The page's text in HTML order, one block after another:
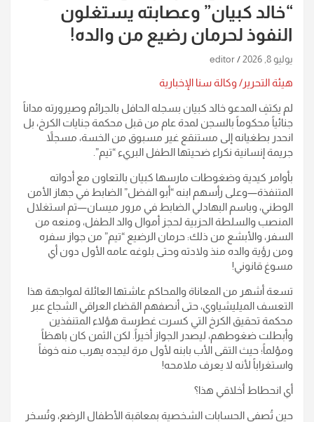
“خالد كبيان” وعصابته يستغلون
النفوذ لحرمان رضيع من والده!
يوليو 8, 2026 editor
هيئة التحرير/ وكالة سنا الإخبارية
​لم يكتفِ المدعو خالد كبيان بسجله الحافل بالجرائم وصيرورته مداناً
جنائياً محكوماً بالسجن لمدة عام من قبل محكمة جنايات الكرخ، بل
انحدر بطغيانه إلى مستنقع غير مسبوق من الخسة، مسجلاً
جريمة إنسانية نكراء ضحيتها الطفل البريء “تيم”.
​بأوامر كيدية وضغوطات مارسها كبيان بالتعاون مع أدواته
المتنفذة—وعلى رأسهم ابنه “أبو الفضل” الضابط في جهاز الأمن
الوطني، وباسم البهادلي الضابط في مرور ميسان—تم استغلال
المنصب والسلطة الحزبية لحجز أموال والد الطفل، ومنعه من
السفر، والأبشع من ذلك: حرمان الرضيع “تيم” من جواز سفره
ومن رؤية والده منذ ولادته وحتى بلوغه عامه الأول دون أي
مسوغ قانوني!
​تسعة أشهر من المعاناة والمحاكم عاشتها العائلة لمواجهة هذا
التعسف الميليشياوي، حتى أنصفهم القضاء العراقي الشجاع عبر
محكمة تحقيق الكرخ التي كسرت غطرسة هؤلاء المتنفذين
وأبطلت ضغوطهم، ليصدر الجواز أخيراً. لكن الثمن كان باهظاً
ومؤلماً؛ حيث التقى الأب بابنه لأول مرة ليجده يهرب منه خوفاً
واستغراباً لأنه لا يعرف ملامحه!
​أي انحطاط أخلاقي هذا؟
حين تُصفى الحسابات الشخصية بمعاقبة الأطفال الرضع، وتُسخر